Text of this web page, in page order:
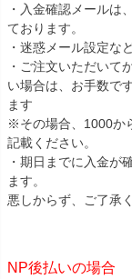
・入金確認メールは
ております。
・迷惑メール設定な
・ご注文いただいて
い場合は、お手数で
ます
※その場合、1000か
記載ください。
・期日までに入金が
ます。
悪しからず、ご了承
NP後払いの場合